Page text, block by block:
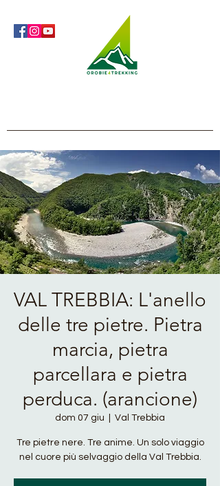
VAL TREBBIA: L'anello
delle tre pietre. Pietra
marcia, pietra
parcellara e pietra
perduca. (arancione)
dom 07 giu Val Trebbia
Tre pietre nere. Tre anime. Un solo viaggio
nel cuore più selvaggio della Val Trebbia.